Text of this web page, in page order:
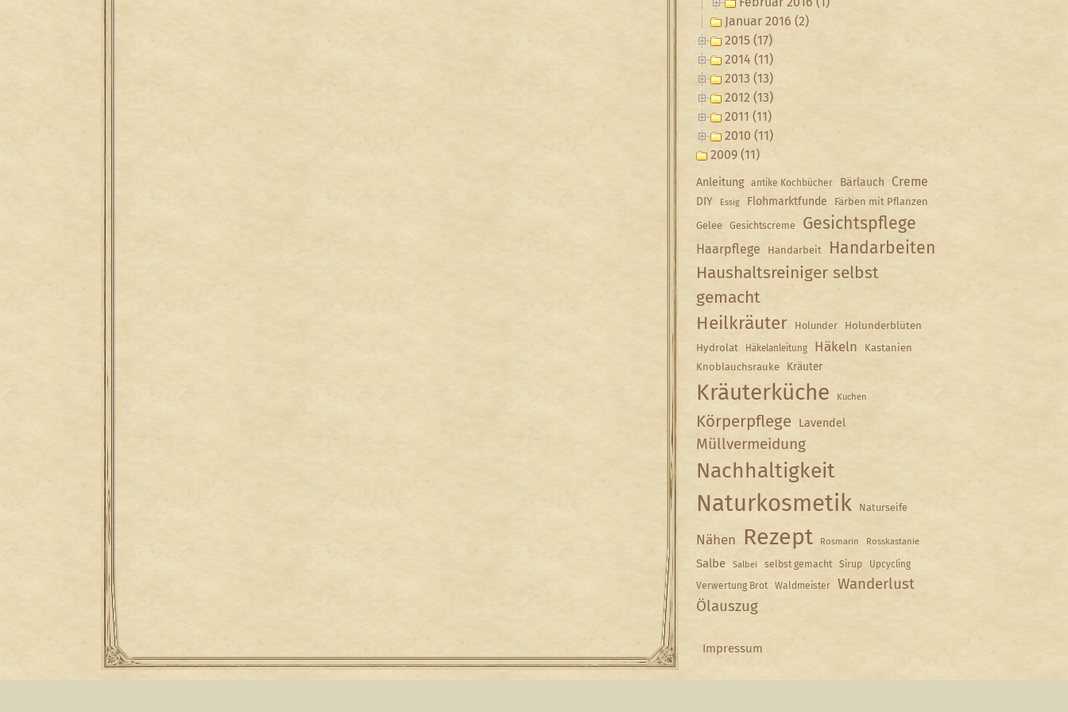
Januar 2016 (2)
2015 (17)
2014 (11)
2013 (13)
2012 (13)
2011 (11)
2010 (11)
2009 (11)
Anleitung antike Kochbücher Bärlauch Creme
DIY Essig Flohmarktfunde
Färben mit Pflanzen
Gelee
Gesichtscreme Gesichtspflege
Haarpflege Handarbeit
Handarbeiten
Haushaltsreiniger selbst
gemacht
Heilkräuter Holunder
Holunderblüten
Hydrolat
Häkelanleitung Häkeln
Kastanien
Knoblauchsrauke
Kräuter
Kräuterküche Kuchen
Körperpflege Lavendel
Müllvermeidung
Nachhaltigkeit
Naturkosmetik Naturseife
Nähen Rezept Rosmarin Rosskastanie
Salbe Salbei selbst gemacht Sirup
Upcycling
Verwertung Brot
Waldmeister
Wanderlust
Ölauszug
Impressum